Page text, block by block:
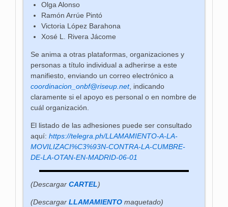
Olga Alonso
Ramón Arrúe Pintó
Victoria López Barahona
Xosé L. Rivera Jácome
Se anima a otras plataformas, organizaciones y
personas a título individual a adherirse a este
manifiesto, enviando un correo electrónico a
coordinacion_onbf@riseup.net, indicando
claramente si el apoyo es personal o en nombre de
cuál organización.
El listado de las adhesiones puede ser consultado
aquí:https://telegra.ph/LLAMAMIENTO-A-LA-
MOVILIZACI%C3%93N-CONTRA-LA-CUMBRE-
DE-LA-OTAN-EN-MADRID-06-01
(DescargarCARTEL)
(DescargarLLAMAMIENTO maquetado)